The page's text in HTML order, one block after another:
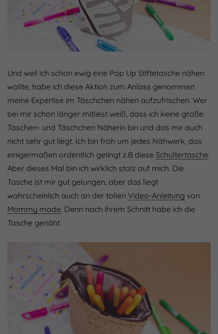
Und weil ich schon ewig eine Pop Up Stiftetasche nähen
wollte, habe ich diese Aktion zum Anlass genommen
meine Expertise im Täschchen nähen aufzufrischen. Wer
bei mir schon länger mitliest weiß, dass ich keine große
Taschen- und Täschchen Näherin bin und das mir auch
nicht sehr gut liegt. Ich bin froh um jedes Nähwerk, das
einigermaßen ordentlich gelingt z.B diese Schultertasche.
Aber dieses Mal bin ich wirklich stolz auf mich. Die
Tasche ist mir gut gelungen, aber das liegt
wahrscheinlich auch an der tollen Video-Anleitung von
Mommy made. Denn nach ihrem Schnitt habe ich die
Tasche genäht.